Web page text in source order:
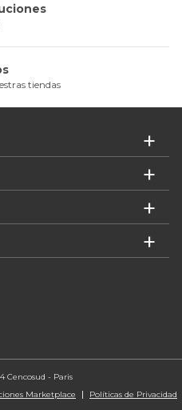
tiendas
Cencosud - Paris
Marketplace Políticas de Privacidad